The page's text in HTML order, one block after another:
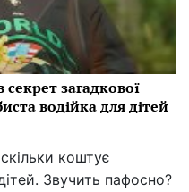
загадкової
водійка для дітей
коштує
Звучить пафосно?